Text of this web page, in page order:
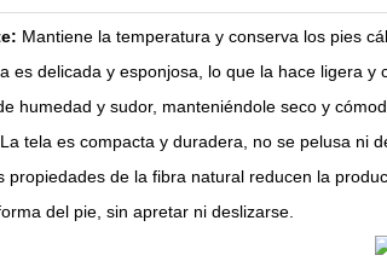
Mantiene la temperatura y conserva los pies
es delicada y esponjosa, lo que la hace ligera y
humedad y sudor, manteniéndole seco y
La tela es compacta y duradera, no se pelusa ni
propiedades de la fibra natural reducen la
del pie, sin apretar ni deslizarse.